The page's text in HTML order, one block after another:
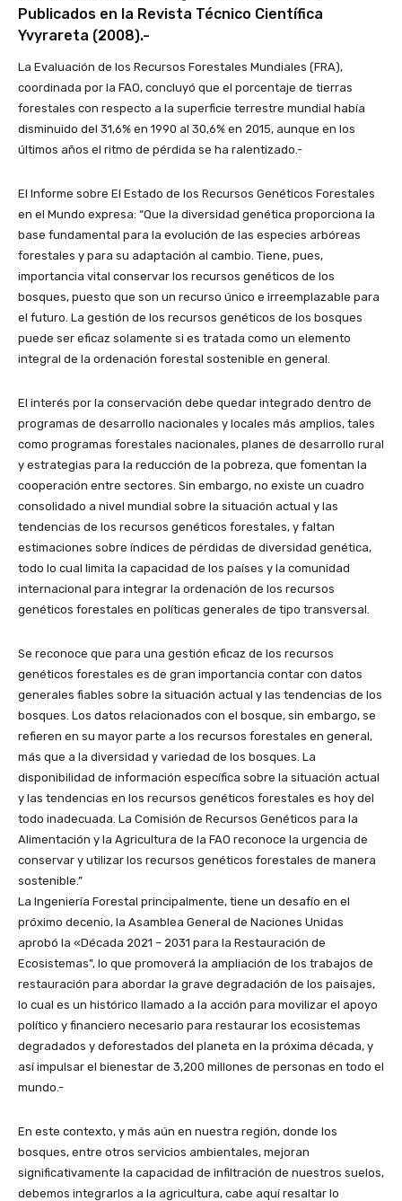
Publicados en la Revista Técnico Científica
Yvyrareta (2008).-
La Evaluación de los Recursos Forestales Mundiales (FRA),
coordinada por la FAO, concluyó que el porcentaje de tierras
forestales con respecto a la superficie terrestre mundial había
disminuido del 31,6% en 1990 al 30,6% en 2015, aunque en los
últimos años el ritmo de pérdida se ha ralentizado.-
El Informe sobre El Estado de los Recursos Genéticos Forestales
en el Mundo expresa: “Que la diversidad genética proporciona la
base fundamental para la evolución de las especies arbóreas
forestales y para su adaptación al cambio. Tiene, pues,
importancia vital conservar los recursos genéticos de los
bosques, puesto que son un recurso único e irreemplazable para
el futuro. La gestión de los recursos genéticos de los bosques
puede ser eficaz solamente si es tratada como un elemento
integral de la ordenación forestal sostenible en general.
El interés por la conservación debe quedar integrado dentro de
programas de desarrollo nacionales y locales más amplios, tales
como programas forestales nacionales, planes de desarrollo rural
y estrategias para la reducción de la pobreza, que fomentan la
cooperación entre sectores. Sin embargo, no existe un cuadro
consolidado a nivel mundial sobre la situación actual y las
tendencias de los recursos genéticos forestales, y faltan
estimaciones sobre índices de pérdidas de diversidad genética,
todo lo cual limita la capacidad de los países y la comunidad
internacional para integrar la ordenación de los recursos
genéticos forestales en políticas generales de tipo transversal.
Se reconoce que para una gestión eficaz de los recursos
genéticos forestales es de gran importancia contar con datos
generales fiables sobre la situación actual y las tendencias de los
bosques. Los datos relacionados con el bosque, sin embargo, se
refieren en su mayor parte a los recursos forestales en general,
más que a la diversidad y variedad de los bosques. La
disponibilidad de información específica sobre la situación actual
y las tendencias en los recursos genéticos forestales es hoy del
todo inadecuada. La Comisión de Recursos Genéticos para la
Alimentación y la Agricultura de la FAO reconoce la urgencia de
conservar y utilizar los recursos genéticos forestales de manera
sostenible.”
La Ingeniería Forestal principalmente, tiene un desafío en el
próximo decenio, la Asamblea General de Naciones Unidas
aprobó la «Década 2021 – 2031 para la Restauración de
Ecosistemas”, lo que promoverá la ampliación de los trabajos de
restauración para abordar la grave degradación de los paisajes,
lo cual es un histórico llamado a la acción para movilizar el apoyo
político y financiero necesario para restaurar los ecosistemas
degradados y deforestados del planeta en la próxima década, y
así impulsar el bienestar de 3,200 millones de personas en todo el
mundo.-
En este contexto, y más aún en nuestra región, donde los
bosques, entre otros servicios ambientales, mejoran
significativamente la capacidad de infiltración de nuestros suelos,
debemos integrarlos a la agricultura, cabe aquí resaltar lo